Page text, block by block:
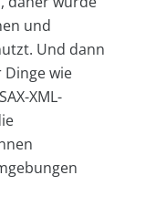
und
Und dann
wie
XML-